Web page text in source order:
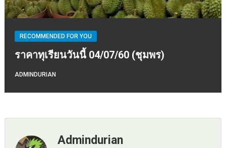
RECOMMENDED FOR YOU
ราคาทุเรียนวันนี้ 04/07/60 (ชุมพร)
ADMINDURIAN
Admindurian